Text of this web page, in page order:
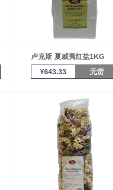
卢克斯 夏威夷红盐1KG
¥643.33 无货